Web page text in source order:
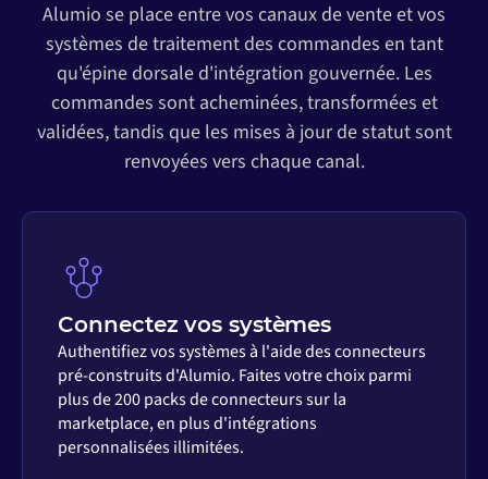
Alumio se place entre vos canaux de vente et vos
systèmes de traitement des commandes en tant
qu'épine dorsale d'intégration gouvernée. Les
commandes sont acheminées, transformées et
validées, tandis que les mises à jour de statut sont
renvoyées vers chaque canal.
Connectez vos systèmes
Authentifiez vos systèmes à l'aide des connecteurs
pré-construits d'Alumio. Faites votre choix parmi
plus de 200 packs de connecteurs sur la
marketplace, en plus d'intégrations
personnalisées illimitées.